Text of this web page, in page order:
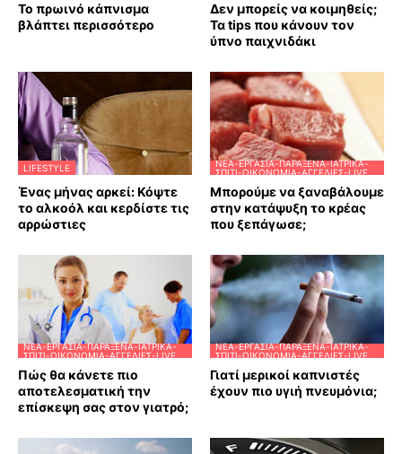
Το πρωινό κάπνισμα
βλάπτει περισσότερο
Δεν μπορείς να κοιμηθείς;
Τα tips που κάνουν τον
ύπνο παιχνιδάκι
LIFESTYLE
Ένας μήνας αρκεί: Κόψτε
το αλκοόλ και κερδίστε τις
αρρώστιες
ΝΈΑ-ΕΡΓΑΣΊΑ-ΠΑΡΆΞΕΝΑ-ΙΑΤΡΙΚΆ-
ΣΠΊΤΙ-ΟΙΚΟΝΟΜΊΑ-ΑΓΓΕΛΊΕΣ-LIVE
Μπορούμε να ξαναβάλουμε
στην κατάψυξη το κρέας
που ξεπάγωσε;
ΝΈΑ-ΕΡΓΑΣΊΑ-ΠΑΡΆΞΕΝΑ-ΙΑΤΡΙΚΆ-
ΣΠΊΤΙ-ΟΙΚΟΝΟΜΊΑ-ΑΓΓΕΛΊΕΣ-LIVE
Πώς θα κάνετε πιο
αποτελεσματική την
επίσκεψη σας στον γιατρό;
ΝΈΑ-ΕΡΓΑΣΊΑ-ΠΑΡΆΞΕΝΑ-ΙΑΤΡΙΚΆ-
ΣΠΊΤΙ-ΟΙΚΟΝΟΜΊΑ-ΑΓΓΕΛΊΕΣ-LIVE
Γιατί μερικοί καπνιστές
έχουν πιο υγιή πνευμόνια;